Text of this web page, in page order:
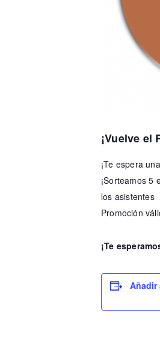
¡Vuelve el
¡Te espera
¡Sorteamos 5
los asistentes
Promoción
¡Te
Añadir